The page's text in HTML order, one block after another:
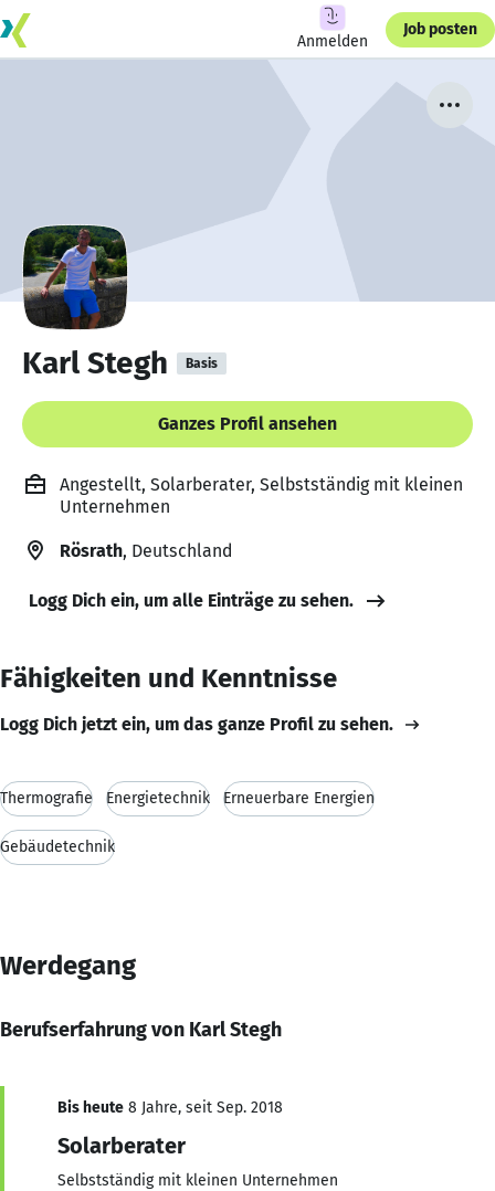
Anmelden
Job posten
Karl Stegh Basis
Ganzes Profil ansehen
Angestellt, Solarberater, Selbstständig mit kleinen
Unternehmen
Rösrath, Deutschland
Logg Dich ein, um alle Einträge zu sehen.
Fähigkeiten und Kenntnisse
Logg Dich jetzt ein, um das ganze Profil zu sehen.
Thermografie Energietechnik Erneuerbare Energien
Gebäudetechnik
Werdegang
Berufserfahrung von Karl Stegh
Bis heute 8 Jahre, seit Sep. 2018
Solarberater
Selbstständig mit kleinen Unternehmen